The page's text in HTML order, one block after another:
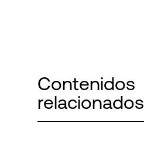
Contenidos
relacionados